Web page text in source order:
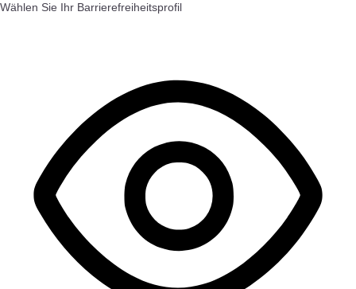
Wählen Sie Ihr Barrierefreiheitsprofil